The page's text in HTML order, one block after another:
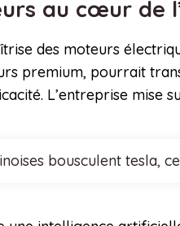
au cœur de
des moteurs
premium, pourrait
L’entreprise mise
bousculent tesla,